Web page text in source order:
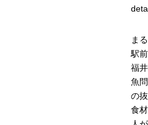
ま
駅前
福
魚
の
食